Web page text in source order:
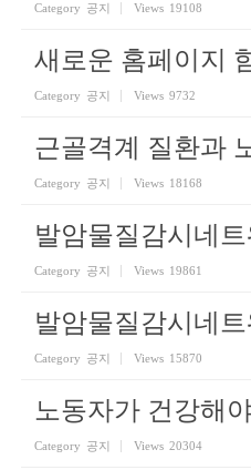
Category 공지 Views 19108
새로운 홈페이지
Category 공지 Views 9732
근골격계 질환과
Category 공지 Views 18168
발암물질감시네
Category 공지 Views 19861
발암물질감시네
Category 공지 Views 15870
노동자가 건강해
Category 공지 Views 20304